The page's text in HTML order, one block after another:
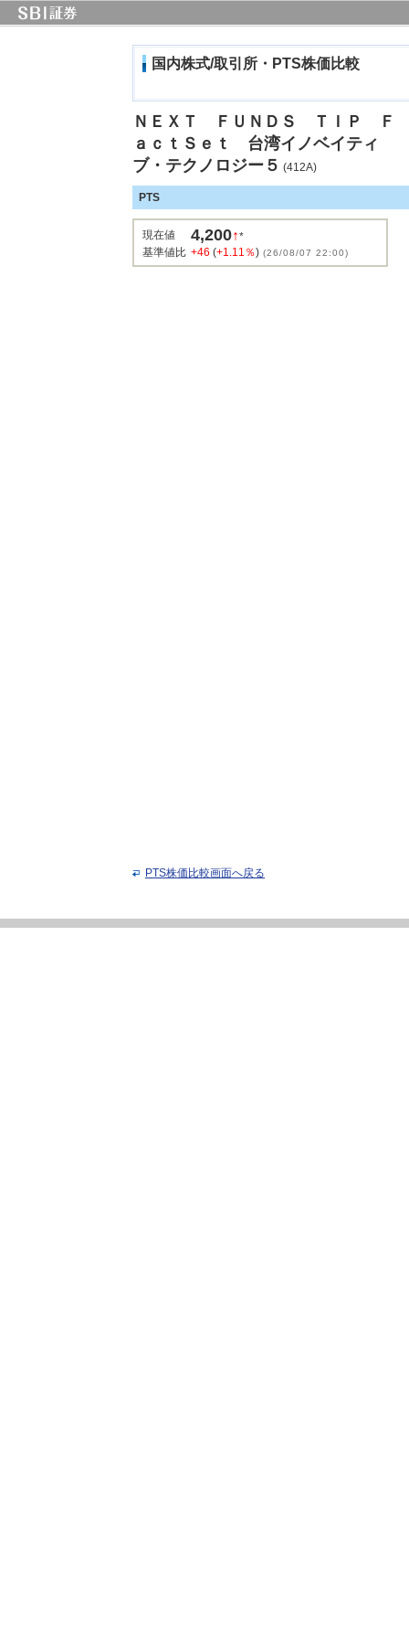
国内株式/取引所・PTS株価比較
ＮＥＸＴ ＦＵＮＤＳ ＴＩＰ Ｆ
ａｃｔＳｅｔ 台湾イノベイティ
ブ・テクノロジー５ (412A)
PTS
現在値 4,200↑*
基準値比 +46 (+1.11％) (26/08/07 22:00)
PTS株価比較画面へ戻る